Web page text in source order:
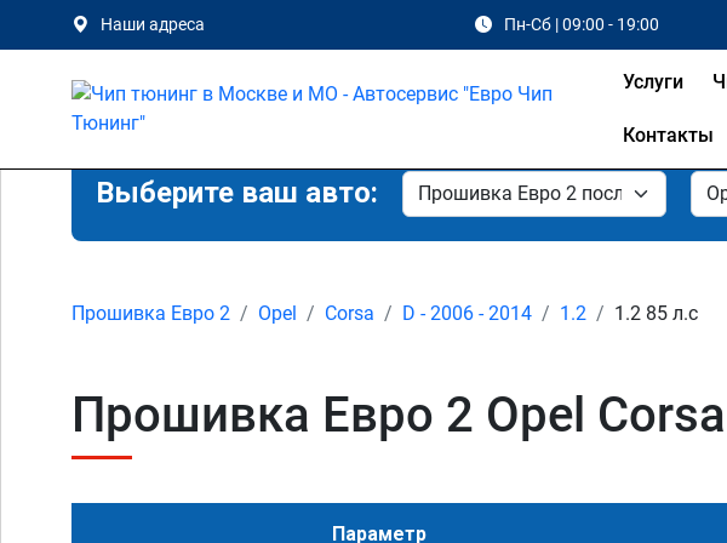
Наши адреса Пн-Сб | 09:00 - 19:00
Услуги
Контакты
Выберите ваш авто:
Прошивка Евро 2 Opel Corsa D - 2006 - 2014 1.2 1.2 85 л.с
Прошивка Евро 2 Opel
Параметр